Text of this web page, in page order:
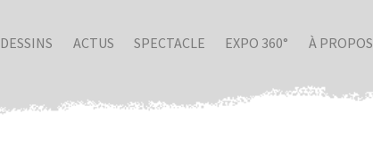
DESSINS ACTUS SPECTACLE EXPO 360° À PROPOS